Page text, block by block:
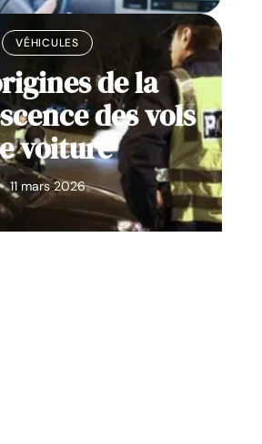
VÉHICULES
de la
des vols
voiture
11 mars 2026